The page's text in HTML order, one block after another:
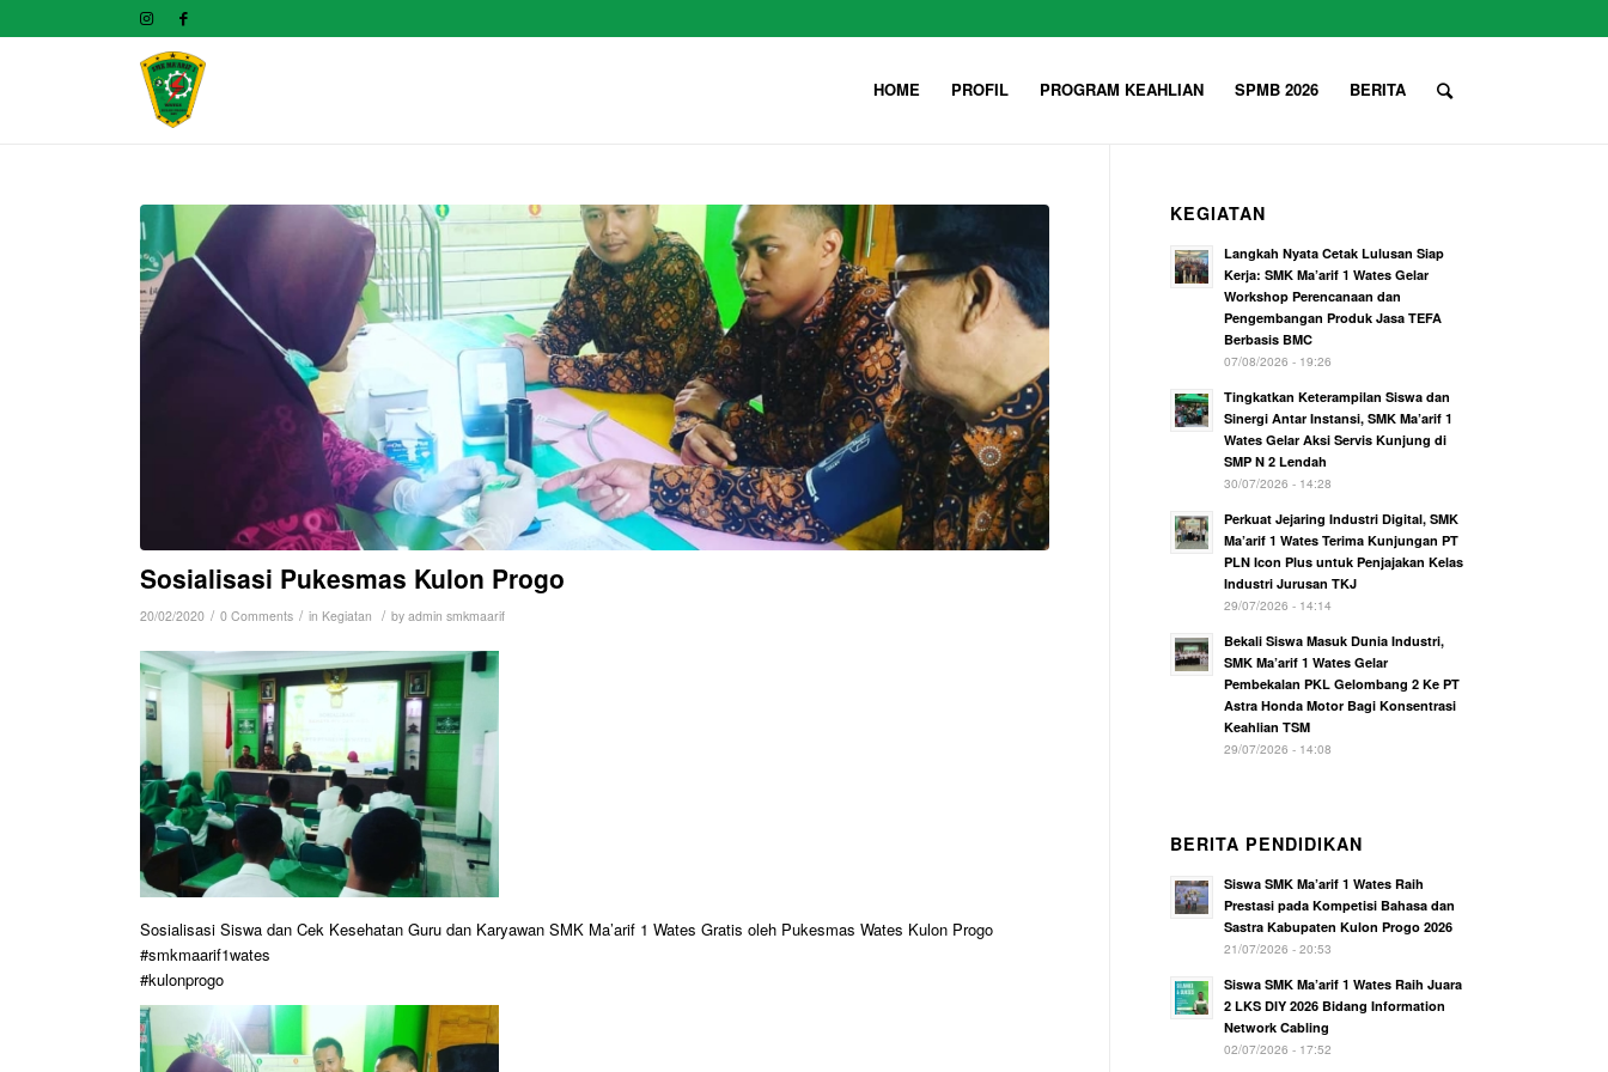
HOME PROFIL PROGRAM KEAHLIAN SPMB 2026 BERITA
Sosialisasi Pukesmas Kulon Progo
20/02/2020 / 0 Comments / in Kegiatan / by admin smkmaarif
Sosialisasi Siswa dan Cek Kesehatan Guru dan Karyawan SMK Ma’arif 1 Wates Gratis oleh Pukesmas Wates Kulon Progo
#smkmaarif1wates
#kulonprogo
KEGIATAN
Langkah Nyata Cetak Lulusan Siap
Kerja: SMK Ma’arif 1 Wates Gelar
Workshop Perencanaan dan
Pengembangan Produk Jasa TEFA
Berbasis BMC
07/08/2026 - 19:26
Tingkatkan Keterampilan Siswa dan
Sinergi Antar Instansi, SMK Ma’arif 1
Wates Gelar Aksi Servis Kunjung di
SMP N 2 Lendah
30/07/2026 - 14:28
Perkuat Jejaring Industri Digital, SMK
Ma’arif 1 Wates Terima Kunjungan PT
PLN Icon Plus untuk Penjajakan Kelas
Industri Jurusan TKJ
29/07/2026 - 14:14
Bekali Siswa Masuk Dunia Industri,
SMK Ma’arif 1 Wates Gelar
Pembekalan PKL Gelombang 2 Ke PT
Astra Honda Motor Bagi Konsentrasi
Keahlian TSM
29/07/2026 - 14:08
BERITA PENDIDIKAN
Siswa SMK Ma’arif 1 Wates Raih
Prestasi pada Kompetisi Bahasa dan
Sastra Kabupaten Kulon Progo 2026
21/07/2026 - 20:53
Siswa SMK Ma’arif 1 Wates Raih Juara
2 LKS DIY 2026 Bidang Information
Network Cabling
02/07/2026 - 17:52